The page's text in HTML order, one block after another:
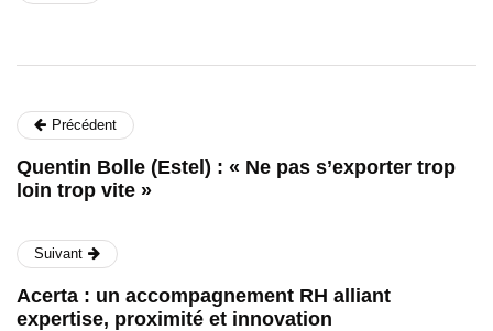
Précédent
Quentin Bolle (Estel) : « Ne pas s’exporter trop
loin trop vite »
Suivant
Acerta : un accompagnement RH alliant
expertise, proximité et innovation